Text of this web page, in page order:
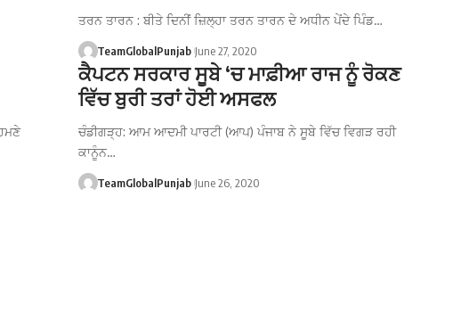
ਤਰਨ ਤਾਰਨ : ਬੀਤੇ ਦਿਨੀਂ ਜ਼ਿਲ੍ਹਾ ਤਰਨ ਤਾਰਨ ਦੇ ਅਧੀਨ ਪੇਂਦੇ ਪਿੰਡ…
TeamGlobalPunjab June 27, 2020
ਕੈਪਟਨ ਸਰਕਾਰ ਸੂਬੇ ‘ਚ ਮਾਫ਼ੀਆ ਰਾਜ ਨੂੰ ਰੋਕਣ
ਵਿੱਚ ਬੁਰੀ ਤਰਾਂ ਹੋਈ ਅਸਫਲ
ਚੰਡੀਗੜ੍ਹ: ਆਮ ਆਦਮੀ ਪਾਰਟੀ (ਆਪ) ਪੰਜਾਬ ਨੇ ਸੂਬੇ ਵਿੱਚ ਵਿਗੜ ਰਹੀ
ਕਾਨੂੰਨ…
TeamGlobalPunjab June 26, 2020